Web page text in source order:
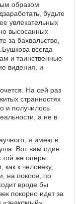
образом
будьте
увлекательных
высосанных
за бахвальство,
всегда
и таинственные
видения, и
На сей раз
странностях
и получилось
а не в
я имею в
Вот вам один
той же оперы.
к человеку,
на покосе, по
вроде бы
покорно идет за